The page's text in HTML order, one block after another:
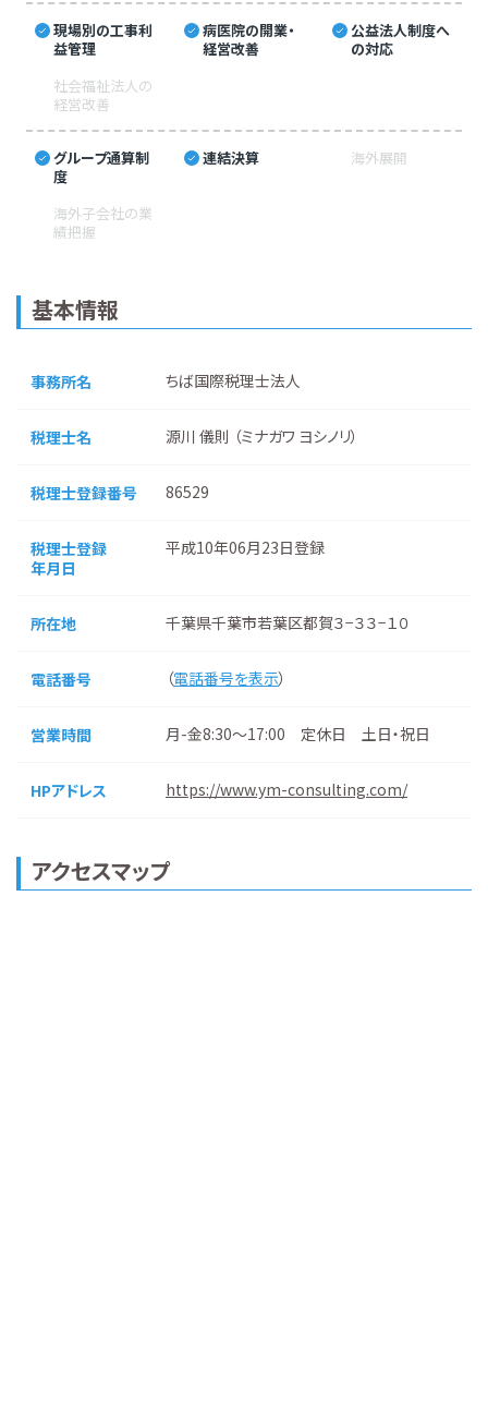
現場別の工事利
益管理
病医院の開業・
経営改善
公益法人制度へ
の対応
社会福祉法人の
経営改善
グループ通算制
度
連結決算 海外展開
海外子会社の業
績把握
基本情報
事務所名 ちば国際税理士法人
税理士名 源川 儀則 （ミナガワ ヨシノリ）
税理士登録番号 86529
税理士登録
年月日
平成10年06月23日登録
所在地 千葉県千葉市若葉区都賀３−３３−１０
電話番号 （電話番号を表示）
営業時間 月-金8:30～17:00 定休日 土日・祝日
HPアドレス https://www.ym-consulting.com/
アクセスマップ